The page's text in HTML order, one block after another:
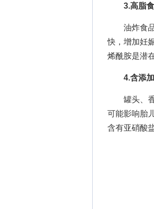
3.高脂
油炸食品
快，增加妊
烯酰胺是潜
4.含添
罐头、香
可能影响胎
含有亚硝酸